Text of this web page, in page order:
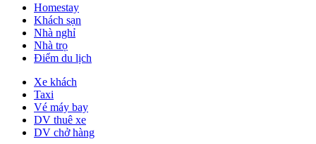
Homestay
Khách sạn
Nhà nghỉ
Nhà trọ
Điểm du lịch
Xe khách
Taxi
Vé máy bay
DV thuê xe
DV chở hàng